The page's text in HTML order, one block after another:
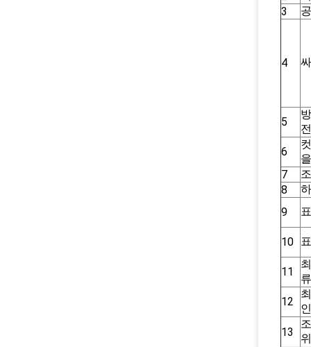
3
4
5
6
7
8
9
10
11
류
12
13
위